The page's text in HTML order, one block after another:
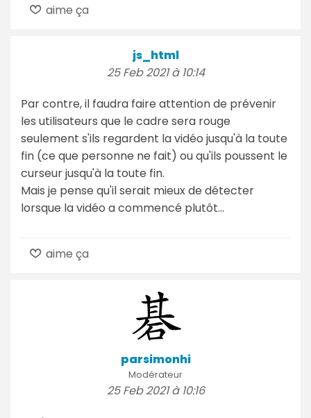
aime ça
js_html
25 Feb 2021 à 10:14
Par contre, il faudra faire attention de prévenir
les utilisateurs que le cadre sera rouge
seulement s'ils regardent la vidéo jusqu'à la toute
fin (ce que personne ne fait) ou qu'ils poussent le
curseur jusqu'à la toute fin.
Mais je pense qu'il serait mieux de détecter
lorsque la vidéo a commencé plutôt...
aime ça
parsimonhi
Modérateur
25 Feb 2021 à 10:16